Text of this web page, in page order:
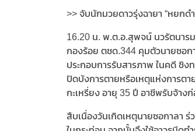
>> จับนักมวยดาวรุ่งฉายา “หยก
16.20 น. พ.ต.อ.สุพจน์ นวรัตนาร
กองร้อย ตชด.344 คุมตัวนายซอก
ประกอบการรับสารภาพ ในคดี ชิ
ปิดบังการตายหรือเหตุแห่งการต
กะเหรี่ยง อายุ 35 ปี อาชีพรับจ้าง
สืบเนื่องวันเกิดเหตุนายซอกาลา